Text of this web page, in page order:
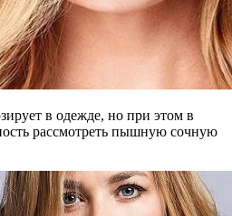
в одежде, но при этом в
рассмотреть пышную сочную